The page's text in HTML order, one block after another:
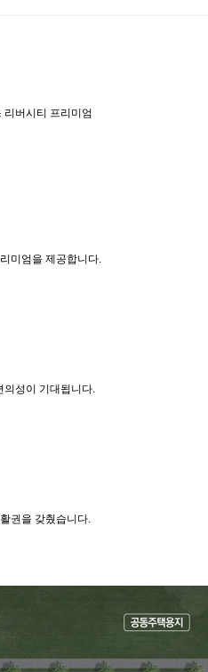
미엄을 제공합니다.
의성이 기대됩니다.
권을 갖췄습니다.